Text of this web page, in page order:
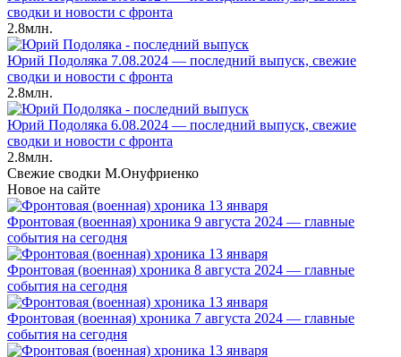
сводки и новости с фронта
2.8млн.
Юрий Подоляка 7.08.2024 — последний выпуск, свежие
сводки и новости с фронта
2.8млн.
Юрий Подоляка 6.08.2024 — последний выпуск, свежие
сводки и новости с фронта
2.8млн.
Свежие сводки М.Онуфриенко
Новое на сайте
Фронтовая (военная) хроника 9 августа 2024 — главные
события на сегодня
Фронтовая (военная) хроника 8 августа 2024 — главные
события на сегодня
Фронтовая (военная) хроника 7 августа 2024 — главные
события на сегодня